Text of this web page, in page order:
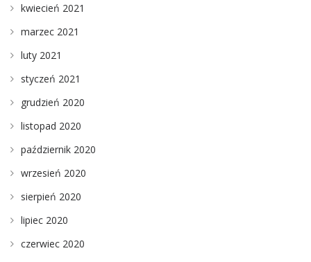
kwiecień 2021
marzec 2021
luty 2021
styczeń 2021
grudzień 2020
listopad 2020
październik 2020
wrzesień 2020
sierpień 2020
lipiec 2020
czerwiec 2020